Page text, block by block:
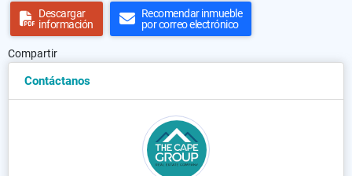
Descargar
información
Recomendar inmueble
por correo electrónico
Compartir
Contáctanos